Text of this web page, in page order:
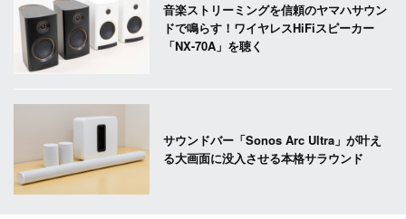
音楽ストリーミングを信頼のヤマハサウン
ドで鳴らす！ワイヤレスHiFiスピーカー
「NX-70A」を聴く
サウンドバー「Sonos Arc Ultra」が叶え
る大画面に没入させる本格サラウンド